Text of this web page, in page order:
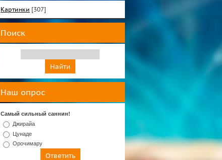
Картинки [307]
Поиск
Наш опрос
Самый сильный саннин!
Джирайа
Цунаде
Орочимару